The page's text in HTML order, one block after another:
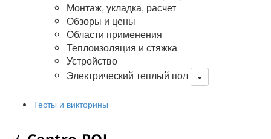
Монтаж, укладка, расчет
Обзоры и цены
Области применения
Теплоизоляция и стяжка
Устройство
Электрический теплый пол
Тесты и викторины